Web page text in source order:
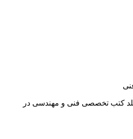
زیرساخت‌های نرم‌افزاری و سخت‌افزاری مناسب جهت انجام امور پژوهشی در قالب پژوهش‌سرا، کارگاه‌آموزشی و کتابخانه تخصصی با بیش از 3000 جلد کتب تخصصی فنی و مهندسی در